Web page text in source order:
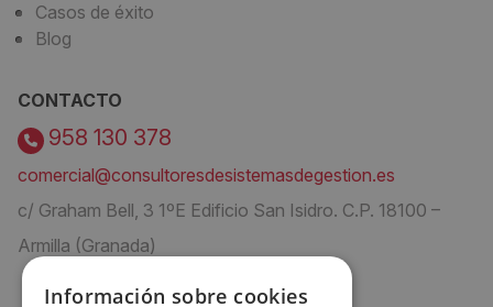
Casos de éxito
Blog
CONTACTO
958 130 378
comercial@consultoresdesistemasdegestion.es
c/ Graham Bell, 3 1ºE Edificio San Isidro. C.P. 18100 –
Armilla (Granada)
Información sobre cookies